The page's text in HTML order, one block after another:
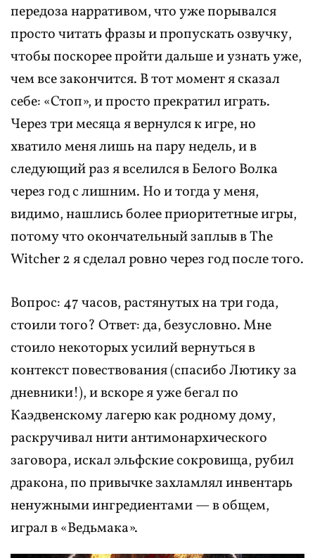
передоза нарративом, что уже порывался
просто читать фразы и пропускать озвучку,
чтобы поскорее пройти дальше и узнать уже,
чем все закончится. В тот момент я сказал
себе: «Стоп», и просто прекратил играть.
Через три месяца я вернулся к игре, но
хватило меня лишь на пару недель, и в
следующий раз я вселился в Белого Волка
через год с лишним. Но и тогда у меня,
видимо, нашлись более приоритетные игры,
потому что окончательный заплыв в The
Witcher 2 я сделал ровно через год после того.
Вопрос: 47 часов, растянутых на три года,
стоили того? Ответ: да, безусловно. Мне
стоило некоторых усилий вернуться в
контекст повествования (спасибо Лютику за
дневники!), и вскоре я уже бегал по
Каэдвенскому лагерю как родному дому,
раскручивал нити антимонархического
заговора, искал эльфские сокровища, рубил
дракона, по привычке захламлял инвентарь
ненужными ингредиентами — в общем,
играл в «Ведьмака».